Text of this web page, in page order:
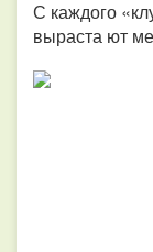
С каждого
выраста ют